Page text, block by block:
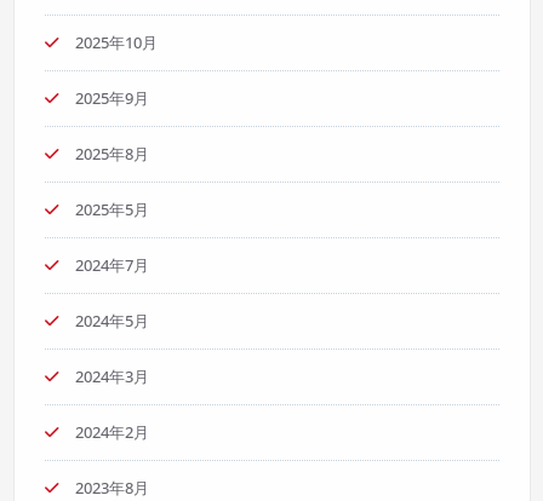
2025年10月
2025年9月
2025年8月
2025年5月
2024年7月
2024年5月
2024年3月
2024年2月
2023年8月